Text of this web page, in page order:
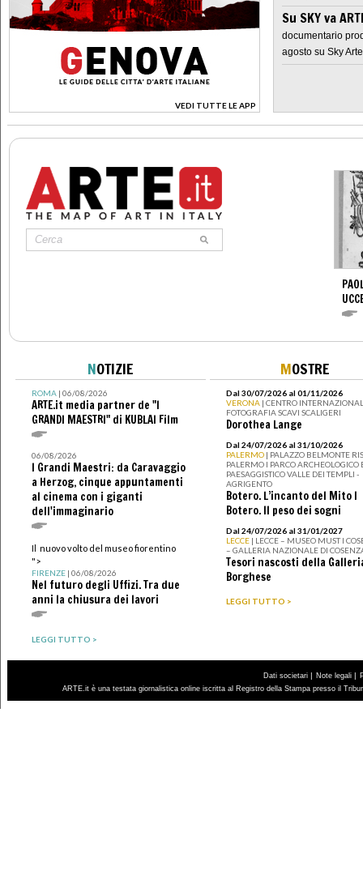
VEDI TUTTE LE APP
>
Su SKY va
documentario
agosto su Sky Arte
NOTIZIE
ROMA| 06/08/2026
ARTE.it media partner de "I
GRANDI MAESTRI" di KUBLAI Film
06/08/2026
I Grandi Maestri: da Caravaggio
a Herzog, cinque appuntamenti
al cinema con i giganti
dell'immaginario
Il nuovo volto del museo fiorentino
">
FIRENZE| 06/08/2026
Nel futuro degli Uffizi. Tra due
anni la chiusura dei lavori
LEGGI TUTTO >
MOSTRE
Dal 30/07/2026 al 01/11/2026
VERONA | CENTRO
FOTOGRAFIA SCAVI SCALIGERI
Dorothea Lange
Dal 24/07/2026 al 31/10/2026
PALERMO | PALAZZO BELMONTE
PALERMO I PARCO ARCHEOLOGICO
PAESAGGISTICO VALLE DEI TEMPLI -
AGRIGENTO
Botero. L’incanto del Mito I
Botero. Il peso dei sogni
Dal 24/07/2026 al 31/01/2027
LECCE | LECCE – MUSEO MUST I
– GALLERIA NAZIONALE DI
Tesori nascosti della
Borghese
LEGGI TUTTO >
Dati societari | Note legali |
ARTE.it è una testata giornalistica online iscritta al Registro della Stampa presso il